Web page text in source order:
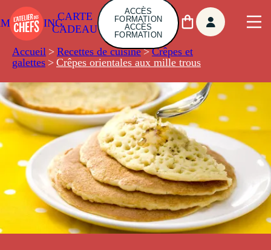
CARTE
CADEAU
ACCÈS
FORMATION
ACCÈS
FORMATION
Accueil > Recettes de cuisine > Crêpes et
galettes > Crêpes orientales aux mille trous